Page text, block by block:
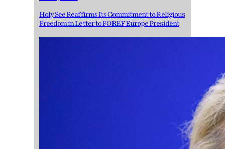
Holy See Reaffirms Its Commitment to Religious
Freedom in Letter to FOREF Europe President